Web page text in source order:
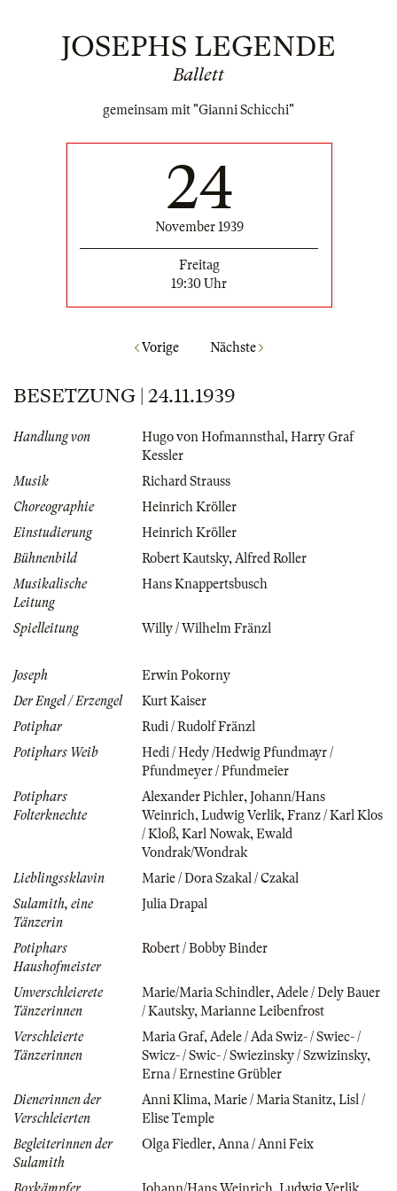
JOSEPHS LEGENDE
Ballett
gemeinsam mit "Gianni Schicchi"
24
November 1939
Freitag
19:30 Uhr
Vorige Nächste
BESETZUNG | 24.11.1939
Handlung von Hugo von Hofmannsthal , Harry Graf
Kessler
Musik
Richard Strauss
Choreographie
Heinrich Kröller
Einstudierung
Heinrich Kröller
Bühnenbild
Robert Kautsky, Alfred Roller
Musikalische
Leitung
Hans Knappertsbusch
Spielleitung Willy / Wilhelm Fränzl
Joseph
Erwin Pokorny
Der Engel / Erzengel
Kurt Kaiser
Potiphar
Rudi / Rudolf Fränzl
Potiphars Weib
Hedi / Hedy /Hedwig Pfundmayr /
Pfundmeyer / Pfundmeier
Potiphars
Folterknechte
Alexander Pichler, Johann/Hans
Weinrich, Ludwig Verlik, Franz / Karl Klos
/ Kloß, Karl Nowak, Ewald
Vondrak/Wondrak
Lieblingssklavin
Marie / Dora Szakal / Czakal
Sulamith, eine
Tänzerin
Julia Drapal
Potiphars
Haushofmeister
Robert / Bobby Binder
Unverschleierete
Tänzerinnen
Marie/Maria Schindler, Adele / Dely Bauer
/ Kautsky, Marianne Leibenfrost
Verschleierte
Tänzerinnen
Maria Graf, Adele / Ada Swiz- / Swiec- /
Swicz- / Swic- / Swiezinsky / Szwizinsky,
Erna / Ernestine Grübler
Dienerinnen der
Verschleierten
Anni Klima, Marie / Maria Stanitz, Lisl /
Elise Temple
Begleiterinnen der
Sulamith
Olga Fiedler, Anna / Anni Feix
Boxkämpfer Johann/Hans Weinrich Ludwig Verlik